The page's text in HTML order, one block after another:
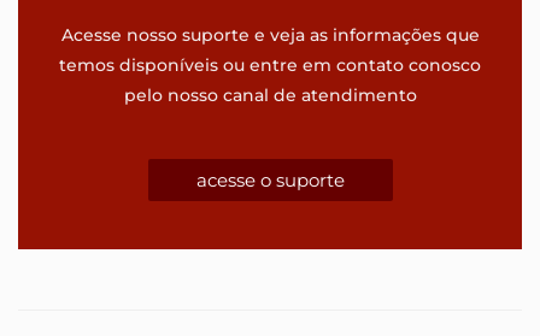
Acesse nosso suporte e veja as informações que
temos disponíveis ou entre em contato conosco
pelo nosso canal de atendimento
acesse o suporte